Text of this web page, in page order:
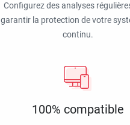
Configurez des analyses
garantir la protection de votre
continu.
100% compatible